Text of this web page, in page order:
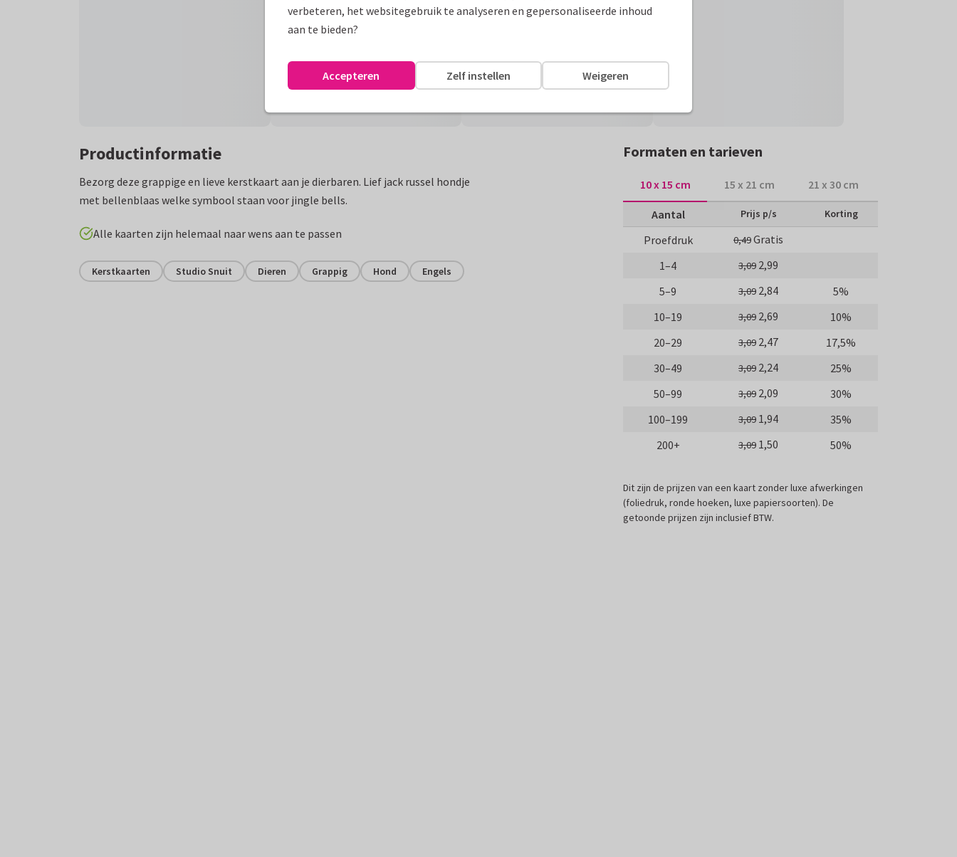
Productinformatie
Bezorg deze grappige en lieve kerstkaart aan je dierbaren. Lief jack russel hondje
met bellenblaas welke symbool staan voor jingle bells.
Alle kaarten zijn helemaal naar wens aan te passen
Kerstkaarten Studio Snuit Dieren Grappig Hond Engels
Formaten en tarieven
10 x 15 cm 15 x 21 cm 21 x 30 cm
Aantal Prijs p/s Korting
Proefdruk 0,49Gratis
1–4
3,09 2,99
5–9
3,09 2,84
5%
10–19
3,09 2,69
10%
20–29
3,09 2,47
17,5%
30–49
3,09 2,24
25%
50–99
3,09 2,09
30%
100–199
3,09 1,94
35%
200+
3,09 1,50 50%
Dit zijn de prijzen van een kaart zonder luxe afwerkingen
(foliedruk, ronde hoeken, luxe papiersoorten). De
getoonde prijzen zijn inclusief BTW.
verbeteren, het websitegebruik te analyseren en gepersonaliseerde inhoud
aan te bieden?
Weigeren
Zelf instellen
Accepteren